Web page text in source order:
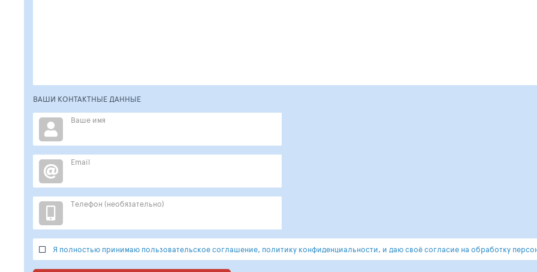
ВАШИ КОНТАКТНЫЕ ДАННЫЕ
Ваше имя
Email
Телефон (необязательно)
Я полностью принимаю пользовательское соглашение, политику конфиденциальности, и даю своё согласие на обработку